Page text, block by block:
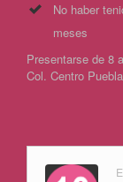
No haber
meses
Presentarse de 8
Col. Centro Puebla